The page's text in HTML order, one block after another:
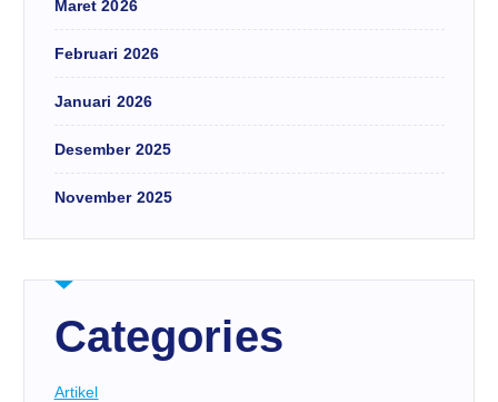
Maret 2026
Februari 2026
Januari 2026
Desember 2025
November 2025
Categories
Artikel